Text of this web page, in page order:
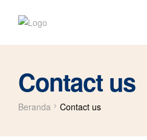
Contact us
Beranda Contact us